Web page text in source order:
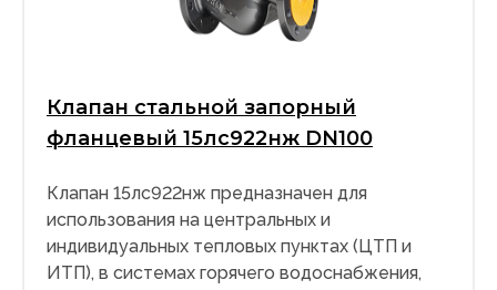
Клапан стальной запорный
фланцевый 15лс922нж DN100
Клапан 15лс922нж предназначен для
использования на центральных и
индивидуальных тепловых пунктах (ЦТП и
ИТП), в системах горячего водоснабжения,